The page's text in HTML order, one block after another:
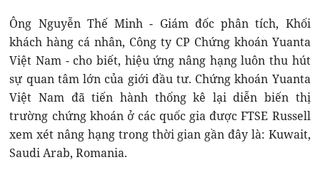
Ông Nguyễn Thế Minh - Giám đốc phân tích, Khối
khách hàng cá nhân, Công ty CP Chứng khoán Yuanta
Việt Nam - cho biết, hiệu ứng nâng hạng luôn thu hút
sự quan tâm lớn của giới đầu tư. Chứng khoán Yuanta
Việt Nam đã tiến hành thống kê lại diễn biến thị
trường chứng khoán ở các quốc gia được FTSE Russell
xem xét nâng hạng trong thời gian gần đây là: Kuwait,
Saudi Arab, Romania.